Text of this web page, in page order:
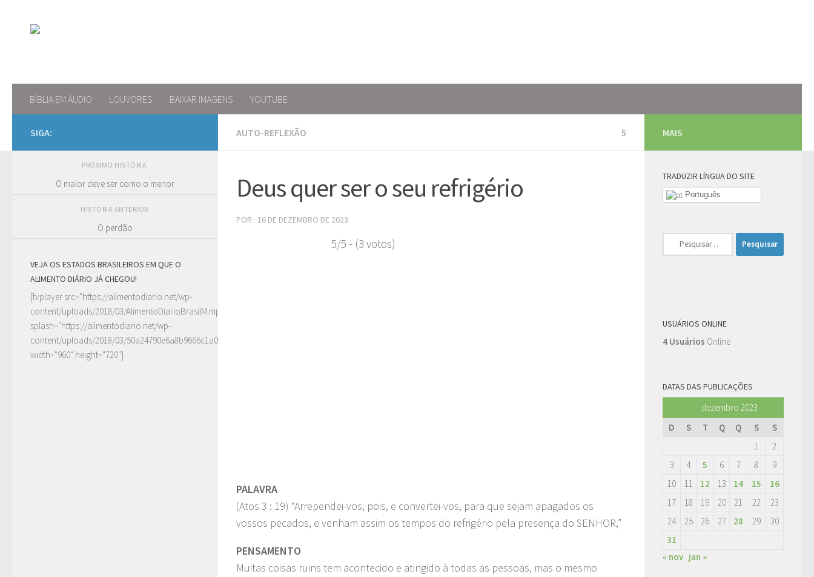
BÍBLIA EM ÁUDIO LOUVORES BAIXAR IMAGENS YOUTUBE
AUTO-REFLEXÃO 5
Deus quer ser o seu refrigério
POR · 16 DE DEZEMBRO DE 2023
5/5 - (3 votos)
PALAVRA
(Atos 3 : 19) “Arrependei-vos, pois, e convertei-vos, para que sejam apagados os
vossos pecados, e venham assim os tempos do refrigério pela presença do SENHOR,”
PENSAMENTO
Muitas coisas ruins tem acontecido e atingido à todas as pessoas, mas o mesmo
SIGA:
PRÓXIMO HISTÓRIA
O maior deve ser como o menor
HISTÓRIA ANTERIOR
O perdão
VEJA OS ESTADOS BRASILEIROS EM QUE O
ALIMENTO DIÁRIO JÁ CHEGOU!
[fvplayer src="https://alimentodiario.net/wp-
content/uploads/2018/03/AlimentoDiarioBrasilM.mp4"
splash="https://alimentodiario.net/wp-
content/uploads/2018/03/50a24790e6a8b9666c1a0c6b2a87ad5d2.png"
width="960" height="720"]
MAIS
TRADUZIR LÍNGUA DO SITE
Português
Pesquisar
por:
USUÁRIOS ONLINE
4 Usuários Online
DATAS DAS PUBLICAÇÕES
dezembro 2023
D
S T Q Q S
S
1
2
3
4 5 6 7 8
9
10
11 12 13 14 15
16
17
18 19 20 21 22
23
24
25 26 27 28 29
30
31
« nov jan »